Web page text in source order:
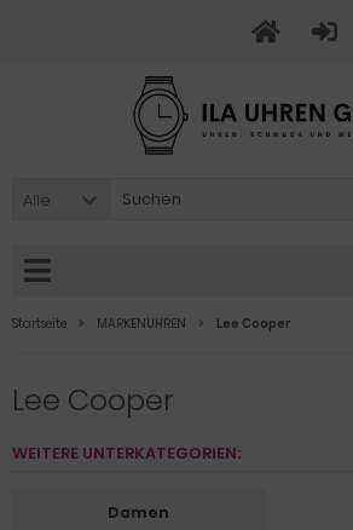
Alle
Startseite MARKENUHREN Lee Cooper
Lee Cooper
WEITERE UNTERKATEGORIEN:
Damen